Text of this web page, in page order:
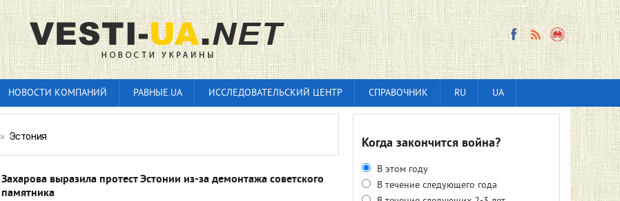
НОВОСТИ КОМПАНИЙ РАВНЫЕ.UA ИССЛЕДОВАТЕЛЬСКИЙ ЦЕНТР СПРАВОЧНИК RU UA
» Эстония
Захарова выразила протест Эстонии из-за демонтажа советского
памятника
Когда закончится война?
В этом году
В течение следующего года